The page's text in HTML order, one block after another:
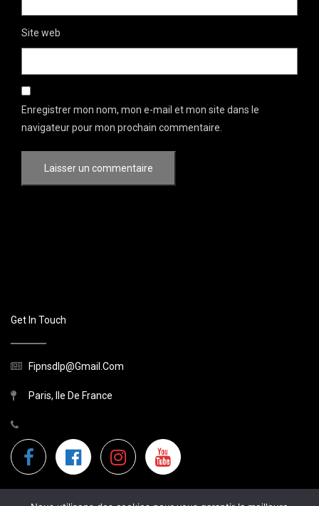
Site web
Enregistrer mon nom, mon e-mail et mon site dans le
navigateur pour mon prochain commentaire.
Get In Touch
Fipnsdlp@gmail.com
Paris, Ile De France